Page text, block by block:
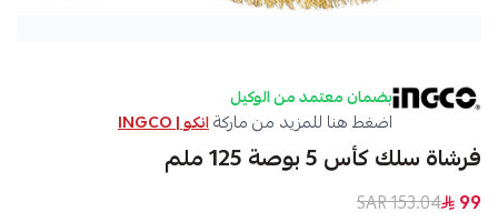
بضمان معتمد من الوكيل
اضغط هنا للمزيد من ماركةانكو | INGCO
فرشاة سلك كأس 5 بوصة 125 ملم
99
153.04 SAR